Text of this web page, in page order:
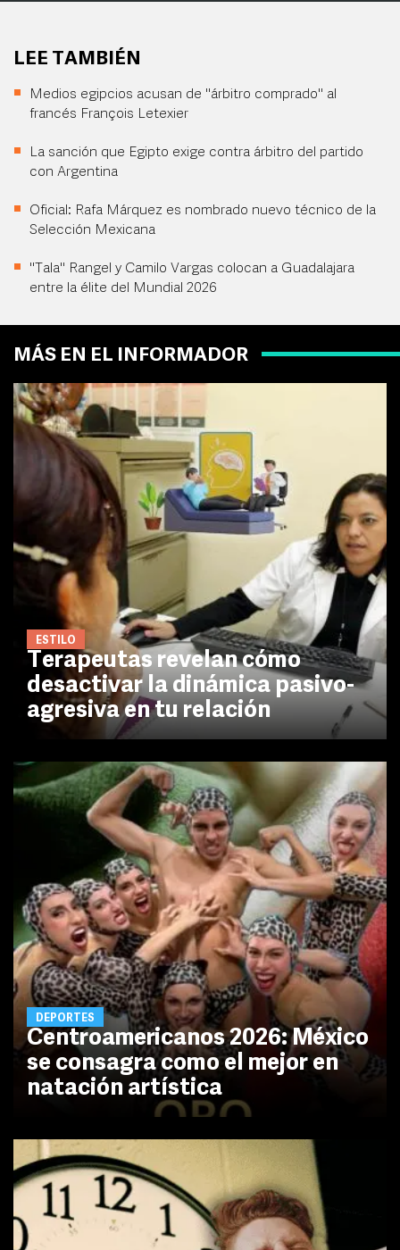
LEE TAMBIÉN
Medios egipcios acusan de "árbitro comprado" al
francés François Letexier
La sanción que Egipto exige contra árbitro del partido
con Argentina
Oficial: Rafa Márquez es nombrado nuevo técnico de la
Selección Mexicana
"Tala" Rangel y Camilo Vargas colocan a Guadalajara
entre la élite del Mundial 2026
MÁS EN EL INFORMADOR
ESTILO
Terapeutas revelan cómo
desactivar la dinámica pasivo-
agresiva en tu relación
DEPORTES
Centroamericanos 2026: México
se consagra como el mejor en
natación artística